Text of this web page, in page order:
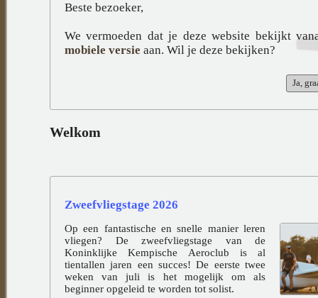
Beste bezoeker,
We vermoeden dat je deze website bekijkt
mobiele versie aan. Wil je deze bekijken?
Welkom
Zweefvliegstage 2026
Op een fantastische en snelle manier leren
vliegen? De zweefvliegstage van de
Koninklijke Kempische Aeroclub is al
tientallen jaren een succes! De eerste twee
weken van juli is het mogelijk om als
beginner opgeleid te worden tot solist.